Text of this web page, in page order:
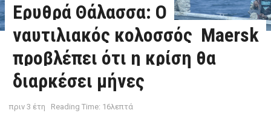
Ερυθρά Θάλασσα: Ο
ναυτιλιακός κολοσσός Maersk
προβλέπει ότι η κρίση θα
διαρκέσει μήνες
πριν 3 έτη Reading Time: 16λεπτά